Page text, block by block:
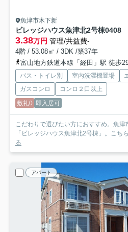
魚津市木下新
ビレッジハウス魚津北2号棟0408
3.38万円 管理/共益費-
4階 / 53.08㎡ / 3DK /築37年
富山地方鉄道本線「経田」駅 徒歩
バス・トイレ別 室内洗濯機置場
ガスコンロ
コンロ２口以上
敷礼0 即入居可
こだわりで選びたい方におすすめ。魚
「ビレッジハウス魚津北2号棟」。こち
る
アパート